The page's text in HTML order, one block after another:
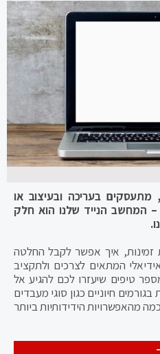
מתעסקים בעריכה ובעיצוב או
– המחשב הנייד שלנו הוא חלק
איך אפשר לקבל החלטה
המתאים לצרכים ולתקציב
טיפים שיעזרו לכם להגיע אל
חיוניים כגון סוגי מעבדים
מהאפשרויות הידידותיות ביותר